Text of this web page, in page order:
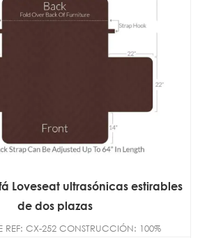
Loveseat ultrasónicas estirables
de dos plazas
REF: CX-252 CONSTRUCCIÓN: 100%